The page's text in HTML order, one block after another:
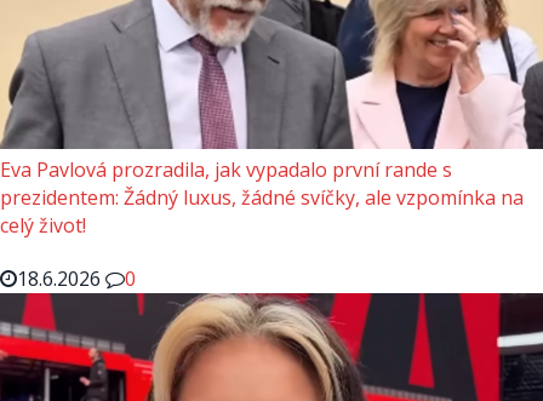
Eva Pavlová prozradila, jak vypadalo první rande s
prezidentem: Žádný luxus, žádné svíčky, ale vzpomínka na
celý život!
18.6.2026
0